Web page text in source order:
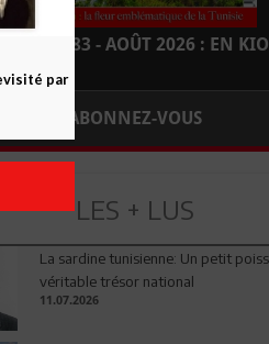
N° 183 - AOÛT 2026 : EN
ABONNEZ-VOUS
LES + LUS
La sardine tunisienne: Un petit
véritable trésor national
11.07.2026
par